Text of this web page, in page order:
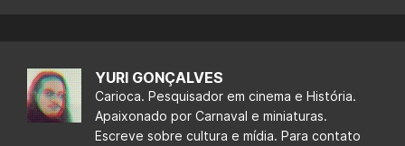
YURI GONÇALVES
Carioca. Pesquisador em cinema e História.
Apaixonado por Carnaval e miniaturas.
Escreve sobre cultura e mídia. Para contato